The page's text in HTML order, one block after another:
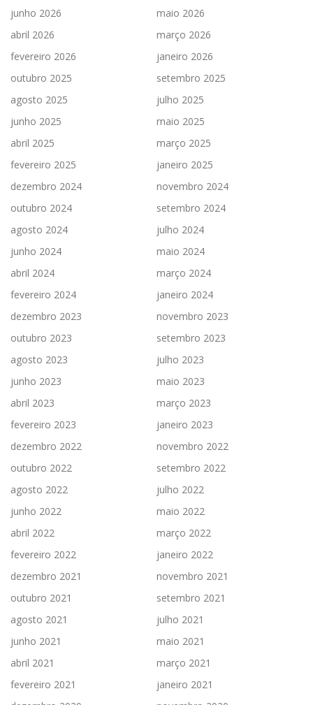
junho 2026
maio 2026
abril 2026
março 2026
fevereiro 2026
janeiro 2026
outubro 2025
setembro 2025
agosto 2025
julho 2025
junho 2025
maio 2025
abril 2025
março 2025
fevereiro 2025
janeiro 2025
dezembro 2024
novembro 2024
outubro 2024
setembro 2024
agosto 2024
julho 2024
junho 2024
maio 2024
abril 2024
março 2024
fevereiro 2024
janeiro 2024
dezembro 2023
novembro 2023
outubro 2023
setembro 2023
agosto 2023
julho 2023
junho 2023
maio 2023
abril 2023
março 2023
fevereiro 2023
janeiro 2023
dezembro 2022
novembro 2022
outubro 2022
setembro 2022
agosto 2022
julho 2022
junho 2022
maio 2022
abril 2022
março 2022
fevereiro 2022
janeiro 2022
dezembro 2021
novembro 2021
outubro 2021
setembro 2021
agosto 2021
julho 2021
junho 2021
maio 2021
abril 2021
março 2021
fevereiro 2021
janeiro 2021